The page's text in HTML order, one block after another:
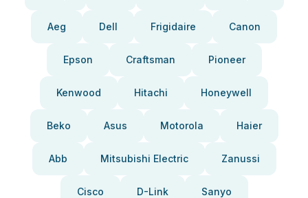
Aeg Dell Frigidaire Canon
Epson Craftsman Pioneer
Kenwood Hitachi Honeywell
Beko Asus Motorola Haier
Abb Mitsubishi Electric Zanussi
Cisco D-Link Sanyo